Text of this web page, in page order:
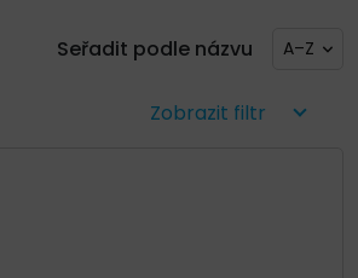
Seřadit podle názvu A–Z
Zobrazit filtr